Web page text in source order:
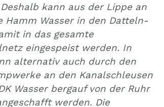
kann aus der Lippe an
Hamm Wasser in den Datteln-
in das gesamte
eingespeist werden. In
alternativ auch durch den
an den Kanalschleusen
Wasser bergauf von der Ruhr
werden. Die